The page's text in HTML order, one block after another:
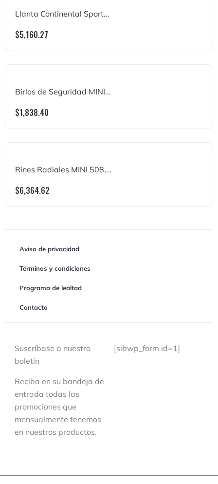
Llanta Continental Sport...
$5,160.27
Birlos de Seguridad MINI...
$1,838.40
Rines Radiales MINI 508,...
$6,364.62
Aviso de privacidad
Términos y condiciones
Programa de lealtad
Contacto
Suscríbase a nuestro
boletín
Reciba en su bandeja de
entrada todas las
promociones que
mensualmente tenemos
en nuestros productos.
[sibwp_form id=1]